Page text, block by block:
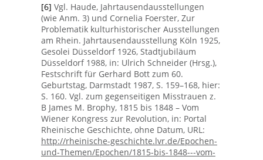
[6] Vgl. Haude, Jahrtausendausstellungen
(wie Anm. 3) und Cornelia Foerster, Zur
Problematik kulturhistorischer Ausstellungen
am Rhein. Jahrtausendausstellung Köln 1925,
Gesolei Düsseldorf 1926, Stadtjubiläum
Düsseldorf 1988, in: Ulrich Schneider (Hrsg.),
Festschrift für Gerhard Bott zum 60.
Geburtstag, Darmstadt 1987, S. 159–168, hier:
S. 160. Vgl. zum gegenseitigen Misstrauen z.
B James M. Brophy, 1815 bis 1848 – Vom
Wiener Kongress zur Revolution, in: Portal
Rheinische Geschichte, ohne Datum, URL:
http://rheinische-geschichte.lvr.de/Epochen-
und-Themen/Epochen/1815-bis-1848---vom-